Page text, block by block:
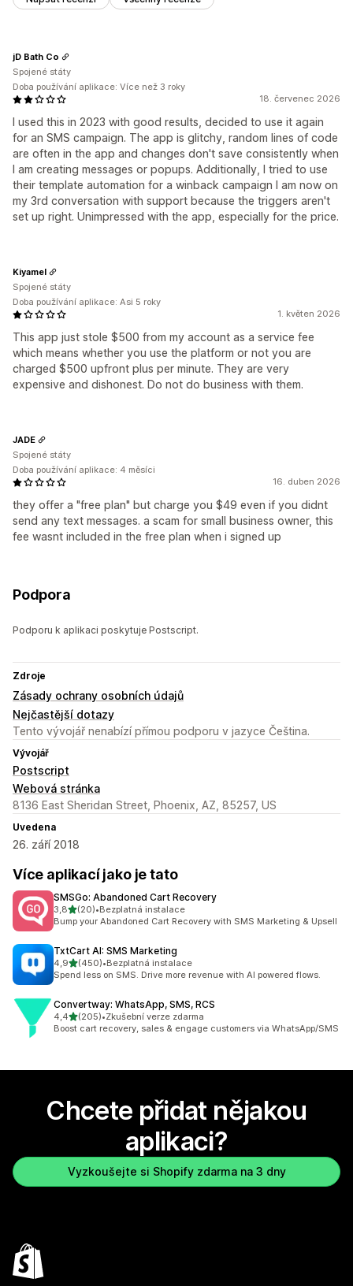
18. červenec 2026
I used this in 2023 with good results, decided to use it again
for an SMS campaign. The app is glitchy, random lines of code
are often in the app and changes don't save consistently when
I am creating messages or popups. Additionally, I tried to use
their template automation for a winback campaign I am now on
my 3rd conversation with support because the triggers aren't
set up right. Unimpressed with the app, especially for the price.
jD Bath Co
Spojené státy
Doba používání aplikace: Více než 3 roky
1. květen 2026
This app just stole $500 from my account as a service fee
which means whether you use the platform or not you are
charged $500 upfront plus per minute. They are very
expensive and dishonest. Do not do business with them.
Kiyamel
Spojené státy
Doba používání aplikace: Asi 5 roky
16. duben 2026
they offer a "free plan" but charge you $49 even if you didnt
send any text messages. a scam for small business owner, this
fee wasnt included in the free plan when i signed up
JADE
Spojené státy
Doba používání aplikace: 4 měsíci
Podpora
Podporu k aplikaci poskytuje Postscript.
Zdroje
Zásady ochrany osobních údajů
Nejčastější dotazy
Tento vývojář nenabízí přímou podporu v jazyce Čeština.
Vývojář
Postscript
Webová stránka
8136 East Sheridan Street, Phoenix, AZ, 85257, US
Uvedena
26. září 2018
Více aplikací jako je tato
SMSGo: Abandoned Cart Recovery
3,8z 5 hvězd
(20)
Celkový počet recenzí: 20
•Bezplatná instalace
Bump your Abandoned Cart Recovery with SMS Marketing & Upsell
TxtCart AI: SMS Marketing
4,9z 5 hvězd
(450)
Celkový počet recenzí: 450
•Bezplatná instalace
Spend less on SMS. Drive more revenue with AI powered flows.
Convertway: WhatsApp, SMS, RCS
4,4z 5 hvězd
(205)
Celkový počet recenzí: 205
•Zkušební verze zdarma
Boost cart recovery, sales & engage customers via WhatsApp/SMS
Chcete přidat nějakou
aplikaci?
Vyzkoušejte si Shopify zdarma na 3 dny